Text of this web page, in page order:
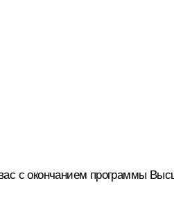
с окончанием программы